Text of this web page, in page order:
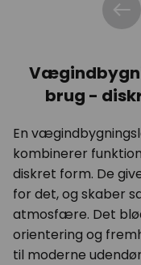
brug -
En
kombinerer
diskret form. De
for det, og skaber
atmosfære. Det
orientering og
til moderne